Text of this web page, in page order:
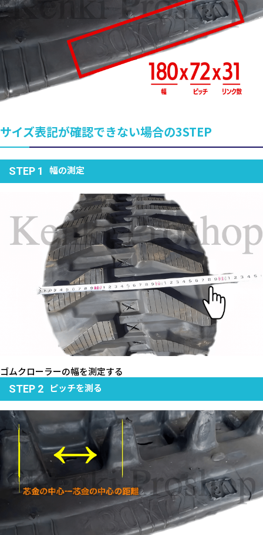
サイズ表記が確認できない場合の3STEP
STEP 1 幅の測定
ゴムクローラーの幅を測定する
STEP 2 ピッチを測る